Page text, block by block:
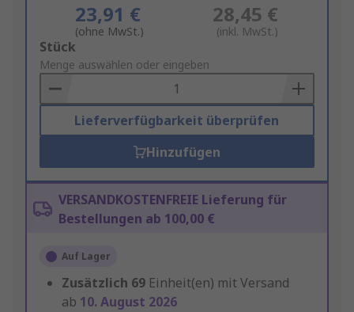
23,91 €
(ohne MwSt.)
28,45 €
(inkl. MwSt.)
Add
to
Basket
Stück
Menge auswählen oder eingeben
Lieferverfügbarkeit überprüfen
Hinzufügen
VERSANDKOSTENFREIE Lieferung für
Bestellungen ab 100,00 €
Auf Lager
Zusätzlich 69 Einheit(en) mit Versand
ab 10. August 2026